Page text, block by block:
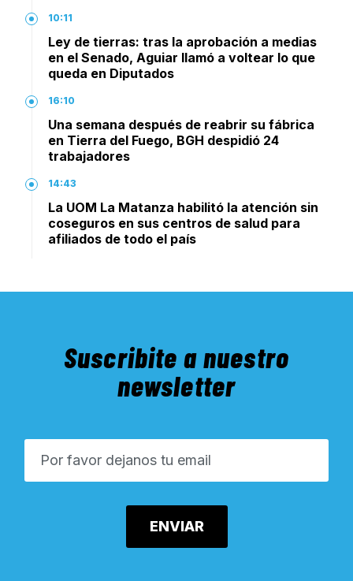
10:11
Ley de tierras: tras la aprobación a medias
en el Senado, Aguiar llamó a voltear lo que
queda en Diputados
16:10
Una semana después de reabrir su fábrica
en Tierra del Fuego, BGH despidió 24
trabajadores
14:43
La UOM La Matanza habilitó la atención sin
coseguros en sus centros de salud para
afiliados de todo el país
Suscribite a nuestro
newsletter